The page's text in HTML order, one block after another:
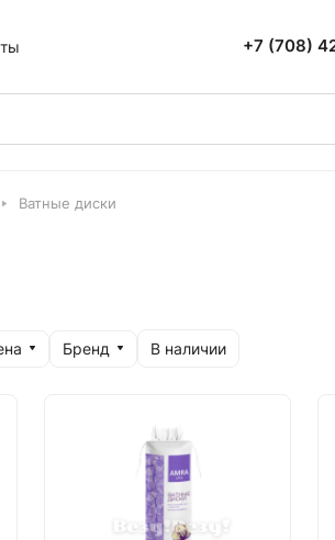
+7 (708)
Ватные диски
Бренд В наличии